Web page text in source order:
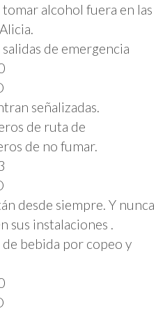
alcohol fuera en las
de emergencia
señalizadas.
de ruta de
de no fumar.
desde siempre. Y nunca
sus instalaciones .
de bebida por copeo y